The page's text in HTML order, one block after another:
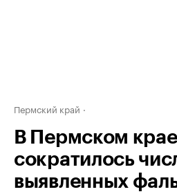
Пермский край
В Пермском
сократилось
выявленных